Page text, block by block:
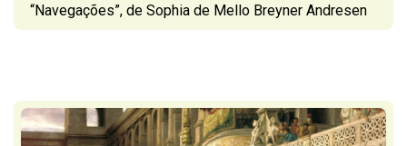
“Navegações”, de Sophia de Mello Breyner Andresen